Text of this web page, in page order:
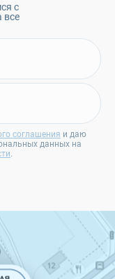
с
все
соглашения и даю
данных на
.